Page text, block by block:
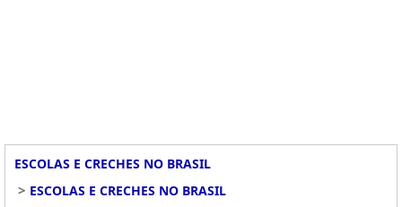
ESCOLAS E CRECHES NO BRASIL
> ESCOLAS E CRECHES NO BRASIL